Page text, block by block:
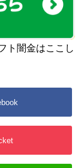
ト闇金はここし